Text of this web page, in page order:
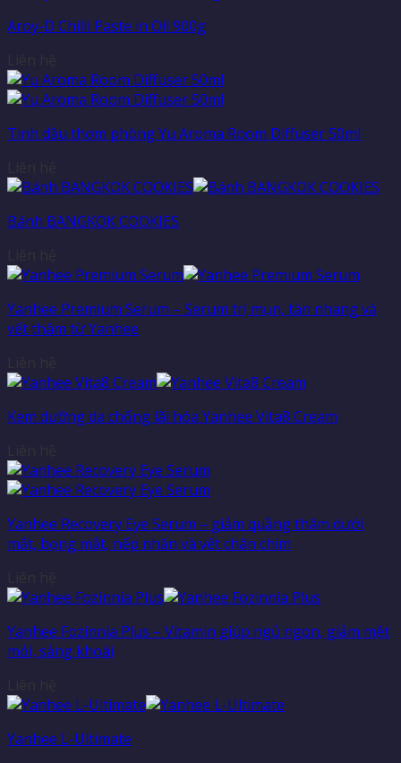
Aroy-D Chilli Paste in Oil 900g
Tinh dầu thơm phòng Yu Aroma Room Diffuser 50ml
Bánh BANGKOK COOKIES
Yanhee Premium Serum – Serum trị mụn, tàn nhang và
vết thâm từ Yanhee
Kem dưỡng da chống lãi hóa Yanhee Vita8 Cream
Yanhee Recovery Eye Serum – giảm quầng thâm dưới
mắt, bọng mắt, nếp nhăn và vết chân chim
Yanhee Fozinnia Plus – Vitamin giúp ngủ ngon, giảm mệt
mỏi, sảng khoái
Yanhee L-Ultimate